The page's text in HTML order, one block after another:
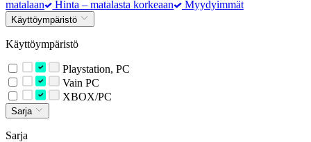
matalaan
Hinta – matalasta korkeaan Myydyimmät
Käyttöympäristö
Käyttöympäristö
Playstation, PC
Vain PC
XBOX/PC
Sarja
Sarja